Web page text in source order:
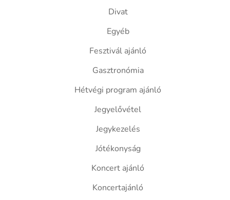
Divat
Egyéb
Fesztivál ajánló
Gasztronómia
Hétvégi program ajánló
Jegyelővétel
Jegykezelés
Jótékonyság
Koncert ajánló
Koncertajánló